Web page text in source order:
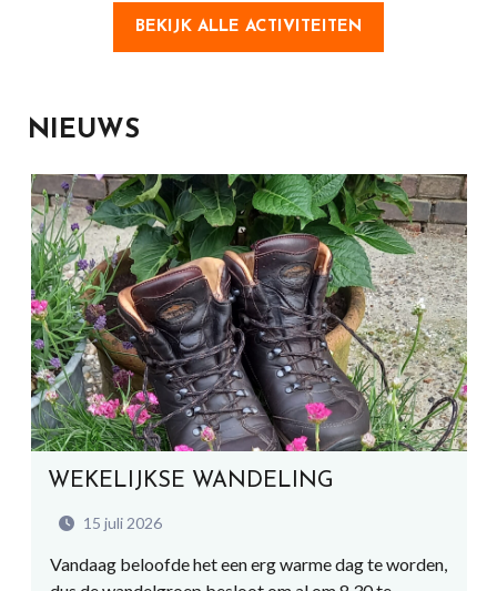
BEKIJK ALLE ACTIVITEITEN
NIEUWS
WEKELIJKSE WANDELING
15 juli 2026
Vandaag beloofde het een erg warme dag te worden,